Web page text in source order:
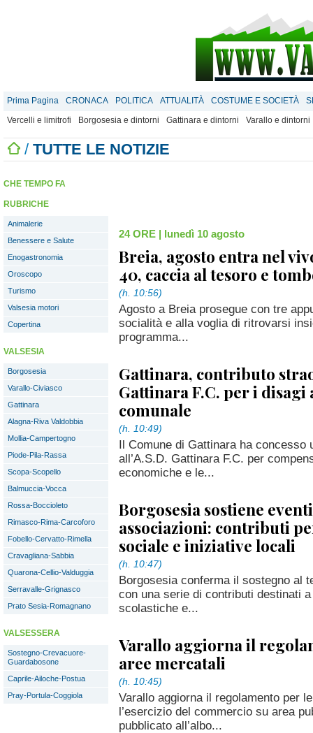
Prima Pagina CRONACA POLITICA ATTUALITÀ COSTUME E SOCIETÀ
Vercelli e limitrofi
Borgosesia e dintorni Gattinara e dintorni Varallo e dintorni
/ TUTTE LE NOTIZIE
CHE TEMPO FA
RUBRICHE
Animalerie
Benessere e Salute
Enogastronomia
Oroscopo
Turismo
Valsesia motori
Copertina
VALSESIA
Borgosesia
Varallo-Civiasco
Gattinara
Alagna-Riva Valdobbia
Mollia-Campertogno
Piode-Pila-Rassa
Scopa-Scopello
Balmuccia-Vocca
Rossa-Boccioleto
Rimasco-Rima-Carcoforo
Fobello-Cervatto-Rimella
Cravagliana-Sabbia
Quarona-Cellio-Valduggia
Serravalle-Grignasco
Prato Sesia-Romagnano
VALSESSERA
Sostegno-Crevacuore-
Guardabosone
Caprile-Ailoche-Postua
Pray-Portula-Coggiola
24 ORE | lunedì 10 agosto
Breia, agosto entra nel
40, caccia al tesoro e
(h. 10:56)
Agosto a Breia prosegue con tre
socialità e alla voglia di ritrovarsi
programma...
Gattinara, contributo
Gattinara F.C. per i disagi
comunale
(h. 10:49)
Il Comune di Gattinara ha concesso
all’A.S.D. Gattinara F.C. per
economiche e le...
Borgosesia sostiene
associazioni: contributi
sociale e iniziative locali
(h. 10:47)
Borgosesia conferma il sostegno al
con una serie di contributi destinati
scolastiche e...
Varallo aggiorna il
aree mercatali
(h. 10:45)
Varallo aggiorna il regolamento per
l’esercizio del commercio su area
pubblicato all’albo...